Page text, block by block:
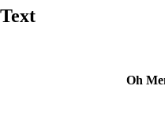
Text
Oh